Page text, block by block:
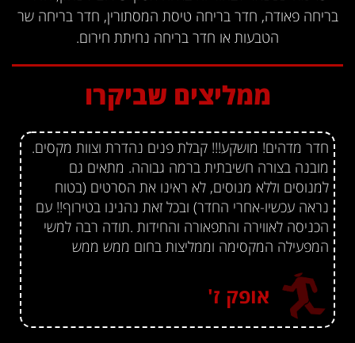
בריחה פאודה, חדר בריחה טיסת המסתורין, חדר בריחה שר
הטבעות או חדר בריחה נחיתת חירום.
ממליצים שביקרו
חדר מדהים! מושקע!!! קבלת פנים נהדרת וצוות מקסים.
מובנה בצורה חשיבתית ברמה גבוהה. מתאים גם
למנוסים וללא מנוסים, לא ראינו את הסרטים (בטוח
נראה עכשיו-אחרי החדר) ובכל זאת נהנינו בטירוף!! עם
הכניסה לאווירה והתפאורה והחידות .תודה רבה למשי
המפעילה המקסימה וממליצות בחום ממש ממש
אופק ז'